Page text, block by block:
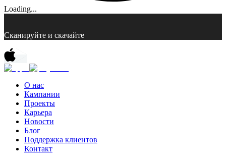
Loading...
Сканируйте и скачайте
О нас
Кампании
Проекты
Карьера
Новости
Блог
Поддержка клиентов
Контакт